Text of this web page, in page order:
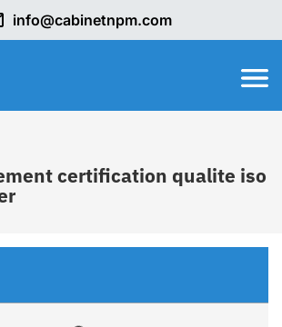
info@cabinetnpm.com
certification qualite iso